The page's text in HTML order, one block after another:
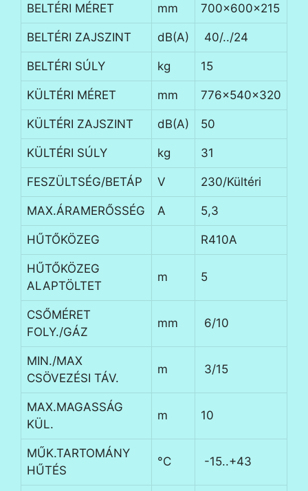
BELTÉRI MÉRET mm 700x600x215
BELTÉRI ZAJSZINT dB(A) 40/../24
BELTÉRI SÚLY kg 15
KÜLTÉRI MÉRET mm 776x540x320
KÜLTÉRI ZAJSZINT dB(A) 50
KÜLTÉRI SÚLY kg 31
FESZÜLTSÉG/BETÁP V 230/Kültéri
MAX.ÁRAMERŐSSÉG A 5,3
HŰTŐKÖZEG R410A
HŰTŐKÖZEG
ALAPTÖLTET
m 5
CSŐMÉRET
FOLY./GÁZ
mm 6/10
MIN./MAX
CSÖVEZÉSI TÁV.
m 3/15
MAX.MAGASSÁG
KÜL.
m 10
MŰK.TARTOMÁNY
HŰTÉS
°C -15..+43